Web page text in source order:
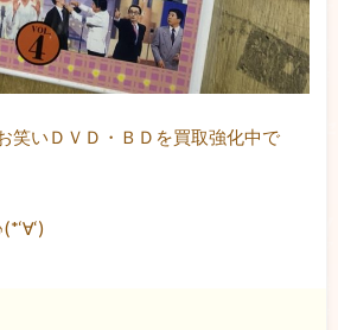
笑いＤＶＤ・ＢＤを買取強化中で